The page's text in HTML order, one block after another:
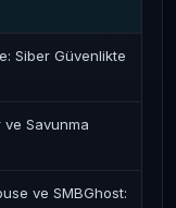
Siber Güvenlikte
ve Savunma
ve SMBGhost: